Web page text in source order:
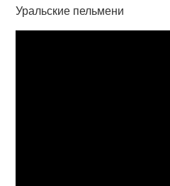
Уральские пельмени